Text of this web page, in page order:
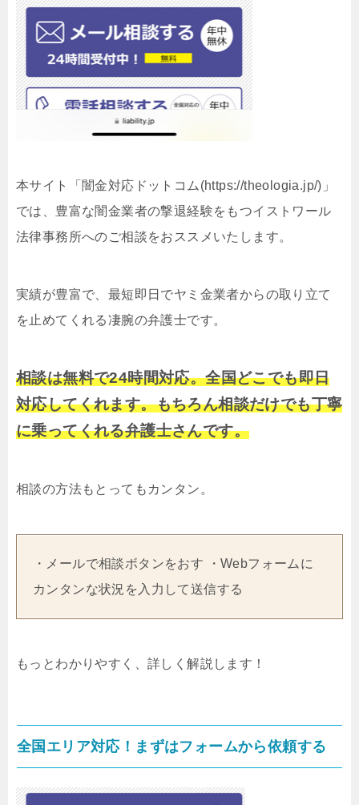
本サイト「闇金対応ドットコム(https://theologia.jp/)」
では、豊富な闇金業者の撃退経験をもつイストワール
法律事務所へのご相談をおススメいたします。
実績が豊富で、最短即日でヤミ金業者からの取り立て
を止めてくれる凄腕の弁護士です。
相談は無料で24時間対応。全国どこでも即日
対応してくれます。もちろん相談だけでも丁寧
に乗ってくれる弁護士さんです。
相談の方法もとってもカンタン。
・メールで相談ボタンをおす ・Webフォームに
カンタンな状況を入力して送信する
もっとわかりやすく、詳しく解説します！
全国エリア対応！まずはフォームから依頼する